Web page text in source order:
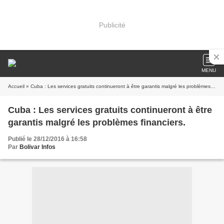
Publicité
MENU
Accueil » Cuba : Les services gratuits continueront à être garantis malgré les problèmes financiers.
Cuba : Les services gratuits continueront à être
garantis malgré les problèmes financiers.
Publié le 28/12/2016 à 16:58
Par Bolivar Infos